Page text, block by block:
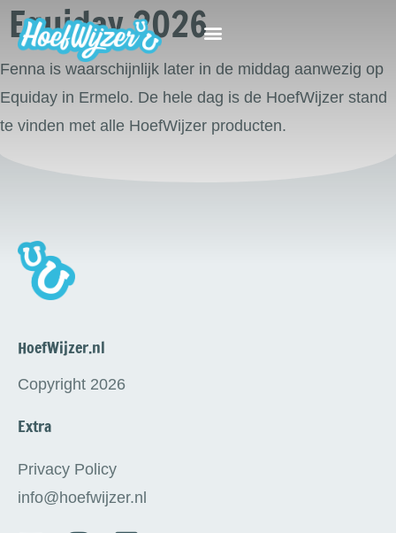
Equiday 2026
Fenna is waarschijnlijk later in de middag aanwezig op
Equiday in Ermelo. De hele dag is de HoefWijzer stand
te vinden met alle HoefWijzer producten.
HoefWijzer.nl
Copyright 2026
Extra
Privacy Policy
info@hoefwijzer.nl